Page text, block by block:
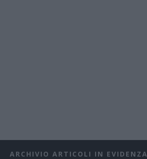
ARCHIVIO ARTICOLI IN EVIDENZA